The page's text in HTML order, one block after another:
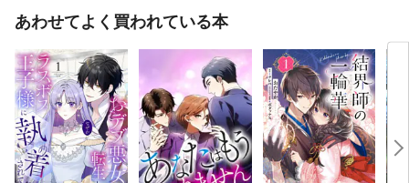
あわせてよく買われている本